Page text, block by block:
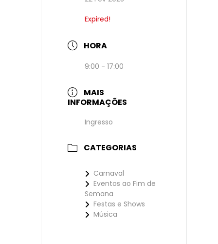
Expired!
HORA
9:00 - 17:00
MAIS
INFORMAÇÕES
Ingresso
CATEGORIAS
Carnaval
Eventos ao Fim de
Semana
Festas e Shows
Música